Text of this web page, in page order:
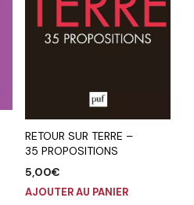
RETOUR SUR TERRE –
35 PROPOSITIONS
5,00€
AJOUTER AU PANIER